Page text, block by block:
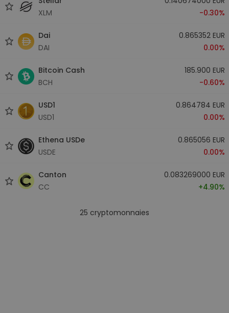
XLM
-0.30%
Dai
DAI
0.865352 EUR
0.00%
Bitcoin Cash
BCH
185.900 EUR
-0.60%
USD1
USD1
0.864784 EUR
0.00%
Ethena USDe
USDE
0.865056 EUR
0.00%
Canton
CC
0.083269000 EUR
+4.90%
25 cryptomonnaies